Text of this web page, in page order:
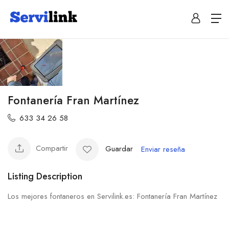
Fontanería Fran Martínez
633 34 26 58
Compartir Guardar Enviar reseña
Listing Description
Los mejores fontaneros en Servilink.es: Fontanería Fran Martínez